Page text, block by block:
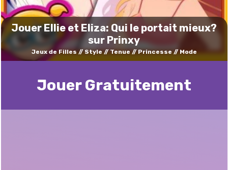
Jouer Ellie et Eliza: Qui le portait mieux?
sur Prinxy
Jeux de Filles Style Tenue Princesse Mode
Jouer Gratuitement